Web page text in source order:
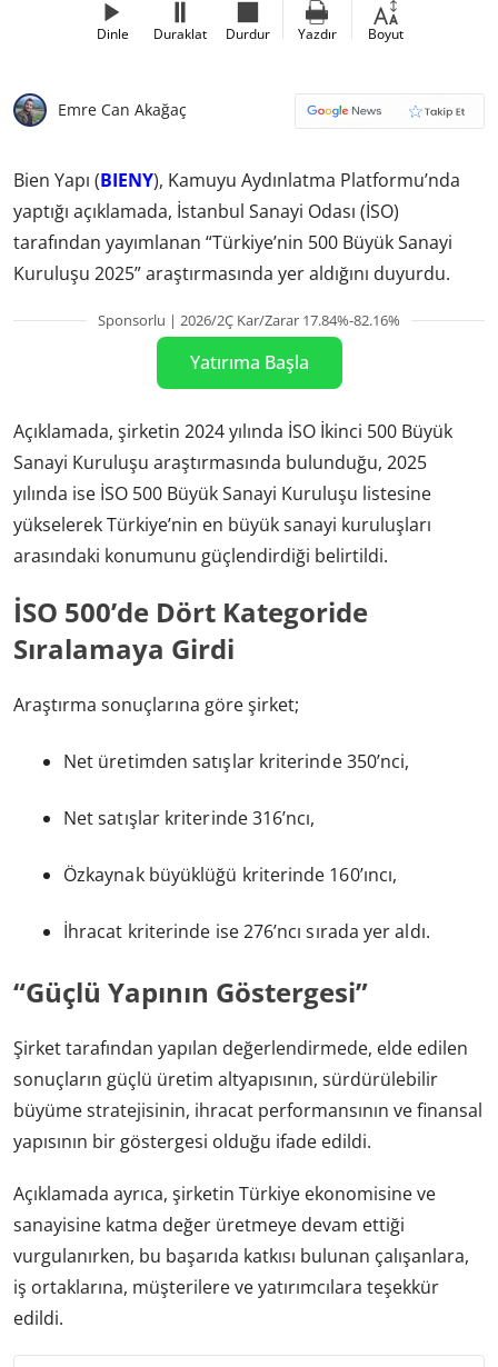
Dinle Duraklat Durdur Yazdır Boyut
Emre Can Akağaç
Bien Yapı (BIENY), Kamuyu Aydınlatma Platformu’nda
yaptığı açıklamada, İstanbul Sanayi Odası (İSO)
tarafından yayımlanan “Türkiye’nin 500 Büyük Sanayi
Kuruluşu 2025” araştırmasında yer aldığını duyurdu.
Sponsorlu | 2026/2Ç Kar/Zarar 17.84%-82.16%
Yatırıma Başla
Açıklamada, şirketin 2024 yılında İSO İkinci 500 Büyük
Sanayi Kuruluşu araştırmasında bulunduğu, 2025
yılında ise İSO 500 Büyük Sanayi Kuruluşu listesine
yükselerek Türkiye’nin en büyük sanayi kuruluşları
arasındaki konumunu güçlendirdiği belirtildi.
İSO 500’de Dört Kategoride
Sıralamaya Girdi
Araştırma sonuçlarına göre şirket;
Net üretimden satışlar kriterinde 350’nci,
Net satışlar kriterinde 316’ncı,
Özkaynak büyüklüğü kriterinde 160’ıncı,
İhracat kriterinde ise 276’ncı sırada yer aldı.
“Güçlü Yapının Göstergesi”
Şirket tarafından yapılan değerlendirmede, elde edilen
sonuçların güçlü üretim altyapısının, sürdürülebilir
büyüme stratejisinin, ihracat performansının ve finansal
yapısının bir göstergesi olduğu ifade edildi.
Açıklamada ayrıca, şirketin Türkiye ekonomisine ve
sanayisine katma değer üretmeye devam ettiği
vurgulanırken, bu başarıda katkısı bulunan çalışanlara,
iş ortaklarına, müşterilere ve yatırımcılara teşekkür
edildi.